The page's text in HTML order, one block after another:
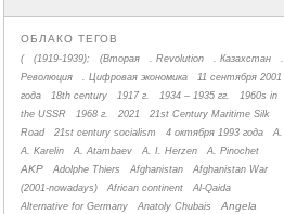
ОБЛАКО ТЕГОВ
( (1919-1939); (Вторая . Revolution . Казахстан
.
Революция
. Цифровая экономика
11 сентября 2001
года
18th century 1917 г. 1934 – 1935 гг.
1960s in
the USSR
1968 г. 2021
21st Century Maritime Silk
Road
21st century socialism 4 октября 1993 года
A.
A. Karelin
A. Atambaev A. I. Herzen A. Pinochet
AKP Adolphe Thiers Afghanistan
Afghanistan War
(2001-nowadays)
African continent
Al-Qaida
Alternative for Germany
Anatoly Chubais
Angela